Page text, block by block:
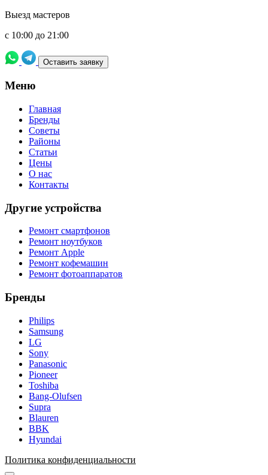
Выезд мастеров
с 10:00 до 21:00
Оставить заявку
Meню
Главная
Бренды
Советы
Районы
Статьи
Цены
О нас
Контакты
Другие устройства
Ремонт смартфонов
Ремонт ноутбуков
Ремонт Apple
Ремонт кофемашин
Ремонт фотоаппаратов
Бренды
Philips
Samsung
LG
Sony
Panasonic
Pioneer
Toshiba
Bang-Olufsen
Supra
Blauren
BBK
Hyundai
Политика конфиденциальности